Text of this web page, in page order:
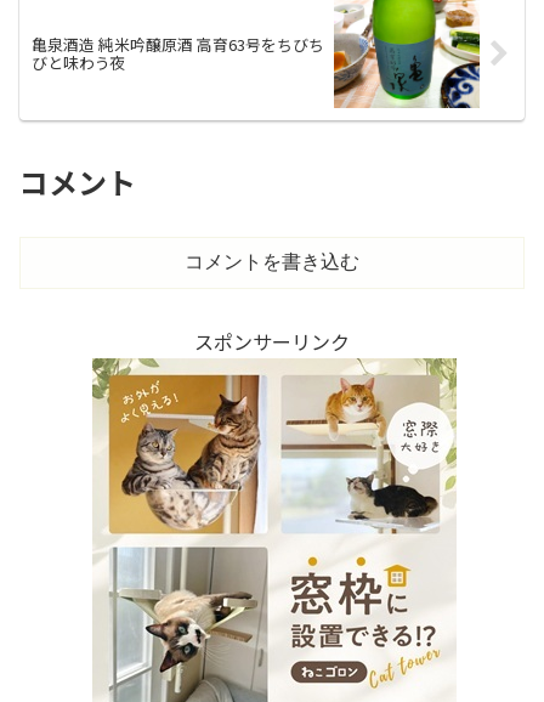
亀泉酒造 純米吟醸原酒 高育63号をちびち
びと味わう夜
コメント
コメントを書き込む
スポンサーリンク